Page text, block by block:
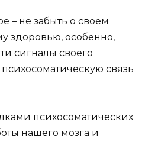
– не забыть о своем
здоровью, особенно,
сигналы своего
связь
психосоматических
нашего мозга и